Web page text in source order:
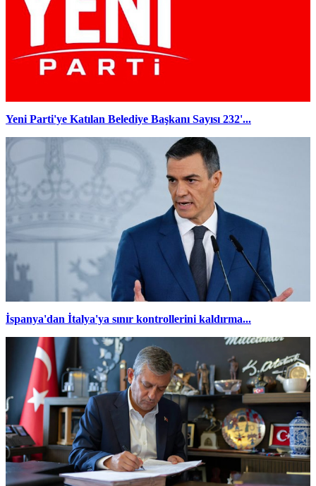
Yeni Parti'ye Katılan Belediye Başkanı Sayısı 232'...
İspanya'dan İtalya'ya sınır kontrollerini kaldırma...